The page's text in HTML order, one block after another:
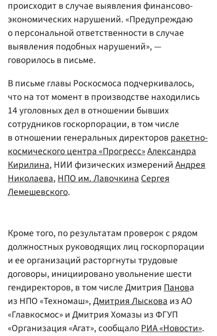
происходит в случае выявления финансово-
экономических нарушений. «Предупреждаю
о персональной ответственности в случае
выявления подобных нарушений», —
говорилось в письме.
В письме главы Роскосмоса подчеркивалось,
что на тот момент в производстве находились
14 уголовных дел в отношении бывших
сотрудников госкорпорации, в том числе
в отношении генеральных директоров ракетно-
космического центра «Прогресс»Александра
Кирилина, НИИ физических измеренийАндрея
Николаева, НПО им. Лавочкина Сергея
Лемешевского.
Кроме того, по результатам проверок с рядом
должностных руководящих лиц госкорпорации
и ее организаций расторгнуты трудовые
договоры, инициировано увольнение шести
гендиректоров, в том числе ДмитрияПанова
из НПО «Техномаш»,Дмитрия Лысковаиз АО
«Главкосмос» и Дмитрия Хомазы из ФГУП
«Организация «Агат», сообщалоРИА «Новости».